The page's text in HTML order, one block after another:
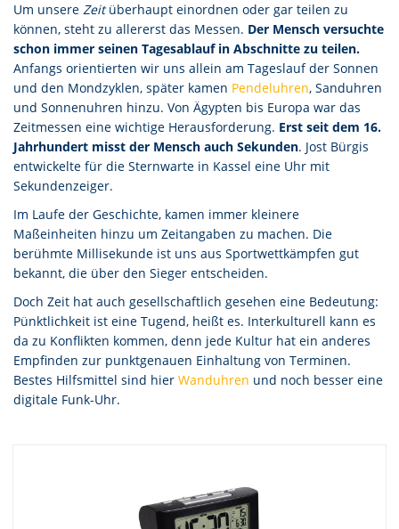
Um unsere Zeitüberhaupt einordnen oder gar teilen zu
können, steht zu allererst das Messen. Der Mensch versuchte
schon immer seinen Tagesablauf in Abschnitte zu teilen.
Anfangs orientierten wir uns allein am Tageslauf der Sonnen
und den Mondzyklen, später kamen Pendeluhren, Sanduhren
und Sonnenuhren hinzu. Von Ägypten bis Europa war das
Zeitmessen eine wichtige Herausforderung. Erst seit dem 16.
Jahrhundert misst der Mensch auch Sekunden. Jost Bürgis
entwickelte für die Sternwarte in Kassel eine Uhr mit
Sekundenzeiger.
Im Laufe der Geschichte, kamen immer kleinere
Maßeinheiten hinzu um Zeitangaben zu machen. Die
berühmte Millisekunde ist uns aus Sportwettkämpfen gut
bekannt, die über den Sieger entscheiden.
Doch Zeit hat auch gesellschaftlich gesehen eine Bedeutung:
Pünktlichkeit ist eine Tugend, heißt es. Interkulturell kann es
da zu Konflikten kommen, denn jede Kultur hat ein anderes
Empfinden zur punktgenauen Einhaltung von Terminen.
Bestes Hilfsmittel sind hier Wanduhren und noch besser eine
digitale Funk-Uhr.